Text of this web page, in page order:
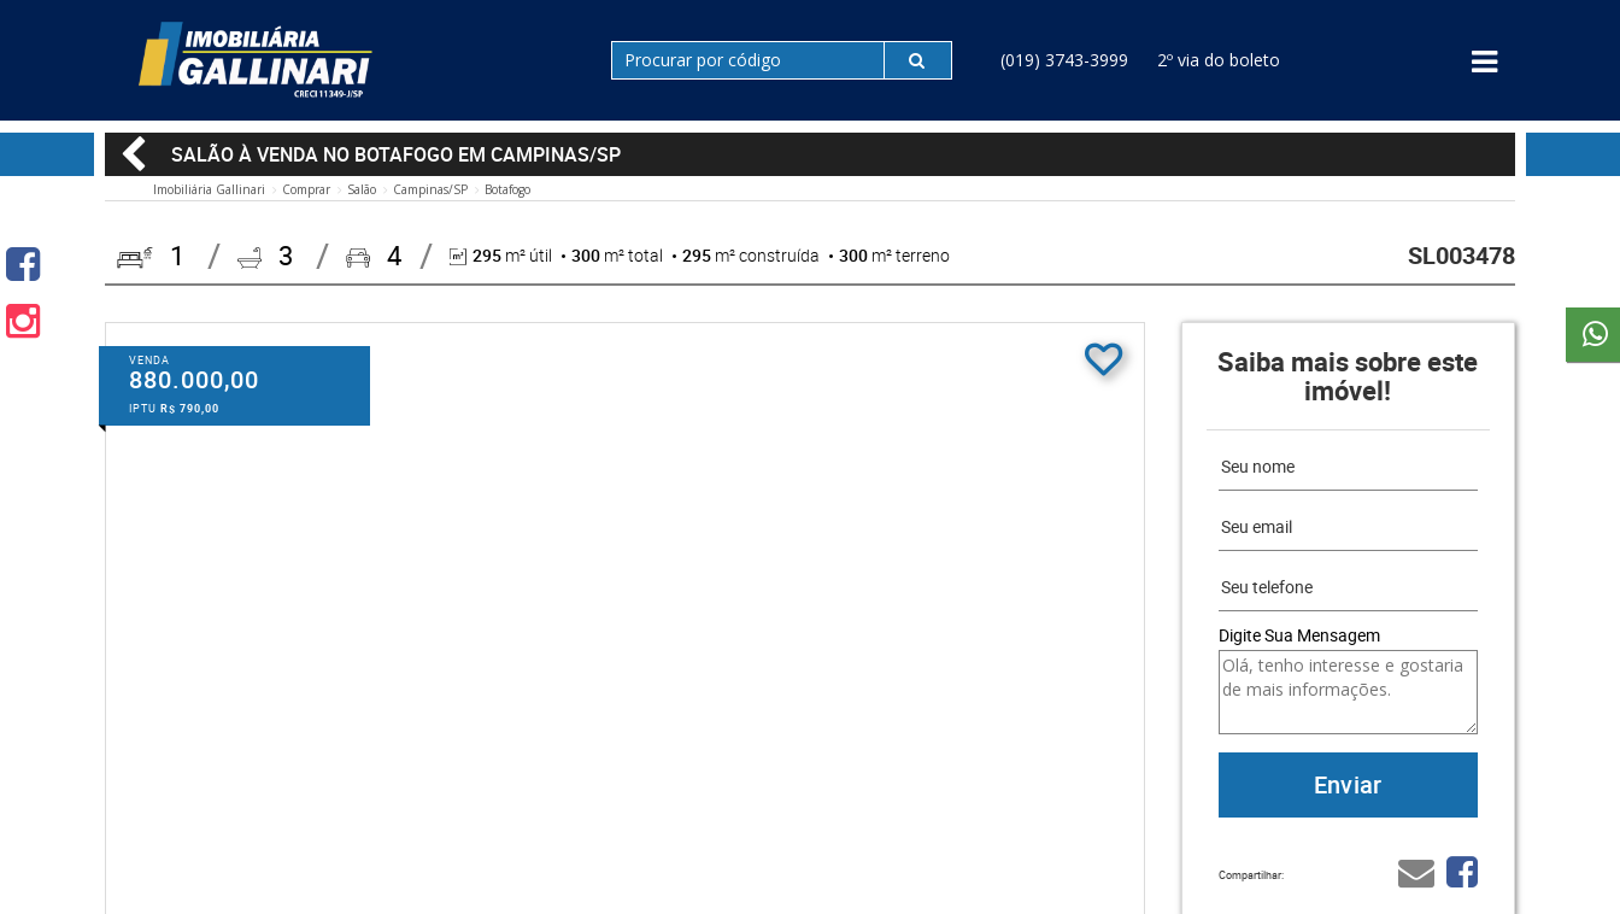
(019) 3743-3999 2º via do boleto
SALÃO À VENDA NO BOTAFOGO EM CAMPINAS/SP
Imobiliária Gallinari Comprar Salão Campinas/SP Botafogo
1 3 4 295 m² útil 300 m² total 295 m² construída 300 m² terreno SL003478
VENDA
880.000,00
IPTU R$ 790,00
Saiba mais sobre este
imóvel!
Digite Sua Mensagem
Compartilhar: